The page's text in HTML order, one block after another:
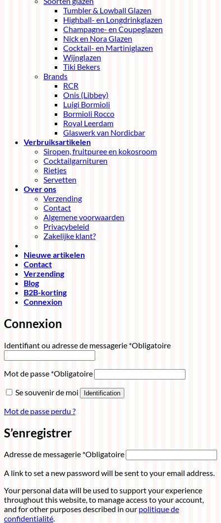
Tumbler & Lowball Glazen
Highball- en Longdrinkglazen
Champagne- en Coupeglazen
Nick en Nora Glazen
Cocktail- en Martiniglazen
Wijnglazen
Tiki Bekers
Brands
RCR
Onis (Libbey)
Luigi Bormioli
Bormioli Rocco
Royal Leerdam
Glaswerk van Nordicbar
Verbruiksartikelen
Siropen, fruitpuree en kokosroom
Cocktailgarnituren
Rietjes
Servetten
Over ons
Verzending
Contact
Algemene voorwaarden
Privacybeleid
Zakelijke klant?
Nieuwe artikelen
Contact
Verzending
Blog
B2B-korting
Connexion
Connexion
Identifiant ou adresse de messagerie *Obligatoire
Mot de passe *Obligatoire
Se souvenir de moi
Identification
Mot de passe perdu ?
S’enregistrer
Adresse de messagerie *Obligatoire
A link to set a new password will be sent to your email address.
Your personal data will be used to support your experience
throughout this website, to manage access to your account,
and for other purposes described in our politique de
confidentialité.